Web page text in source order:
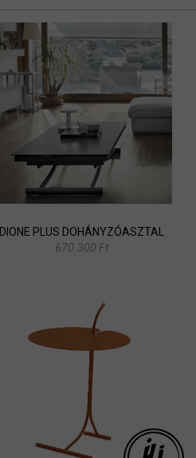
DIONE PLUS DOHÁNYZÓASZTAL
670.300 Ft